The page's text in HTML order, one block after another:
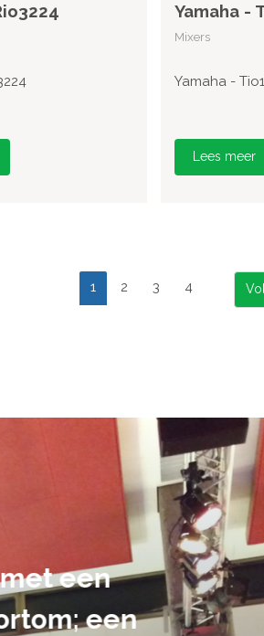
Yamaha -
Mixers
Yamaha -
Lees meer
1 2 3 4
uitvoering van
gegeven en dat